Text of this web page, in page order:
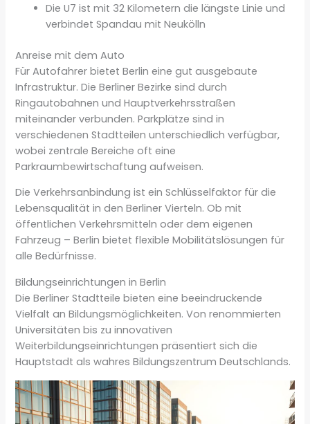
Die U7 ist mit 32 Kilometern die längste Linie und
verbindet Spandau mit Neukölln
Anreise mit dem Auto
Für Autofahrer bietet Berlin eine gut ausgebaute
Infrastruktur. Die Berliner Bezirke sind durch
Ringautobahnen und Hauptverkehrsstraßen
miteinander verbunden. Parkplätze sind in
verschiedenen Stadtteilen unterschiedlich verfügbar,
wobei zentrale Bereiche oft eine
Parkraumbewirtschaftung aufweisen.
Die Verkehrsanbindung ist ein Schlüsselfaktor für die
Lebensqualität in den Berliner Vierteln. Ob mit
öffentlichen Verkehrsmitteln oder dem eigenen
Fahrzeug – Berlin bietet flexible Mobilitätslösungen für
alle Bedürfnisse.
Bildungseinrichtungen in Berlin
Die Berliner Stadtteile bieten eine beeindruckende
Vielfalt an Bildungsmöglichkeiten. Von renommierten
Universitäten bis zu innovativen
Weiterbildungseinrichtungen präsentiert sich die
Hauptstadt als wahres Bildungszentrum Deutschlands.